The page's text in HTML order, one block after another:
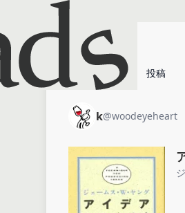
k 投稿
k@woodeyeheart